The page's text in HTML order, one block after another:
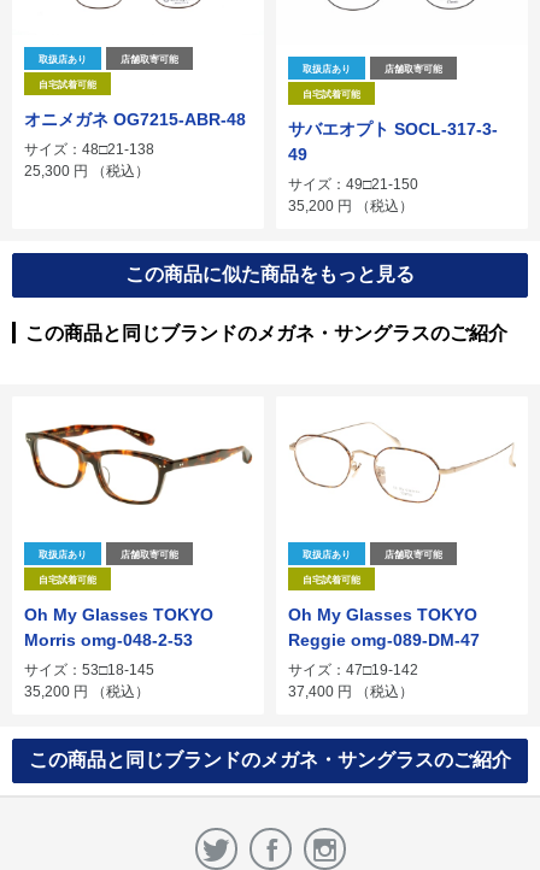
取扱店あり 店舗取寄可能
自宅試着可能
オニメガネ OG7215-ABR-48
サイズ：48□21-138
25,300 円 （税込）
取扱店あり 店舗取寄可能
自宅試着可能
サバエオプト SOCL-317-3-
49
サイズ：49□21-150
35,200 円 （税込）
この商品に似た商品をもっと見る
この商品と同じブランドのメガネ・サングラスのご紹介
取扱店あり 店舗取寄可能
自宅試着可能
Oh My Glasses TOKYO
Morris omg-048-2-53
サイズ：53□18-145
35,200 円 （税込）
取扱店あり 店舗取寄可能
自宅試着可能
Oh My Glasses TOKYO
Reggie omg-089-DM-47
サイズ：47□19-142
37,400 円 （税込）
この商品と同じブランドのメガネ・サングラスのご紹介